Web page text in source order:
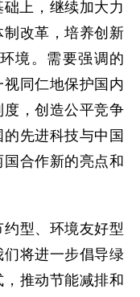
上，继续加大力
改革，培养创新
境。需要强调的
同仁地保护国内
，创造公平竞争
先进科技与中国
合作新的亮点和
型、环境友好型
将进一步倡导绿
推动节能减排和